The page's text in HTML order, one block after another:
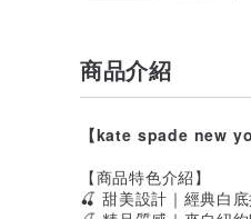
商品介紹
【kate spade new
【商品特色介紹】
🍒 甜美設計｜經典白